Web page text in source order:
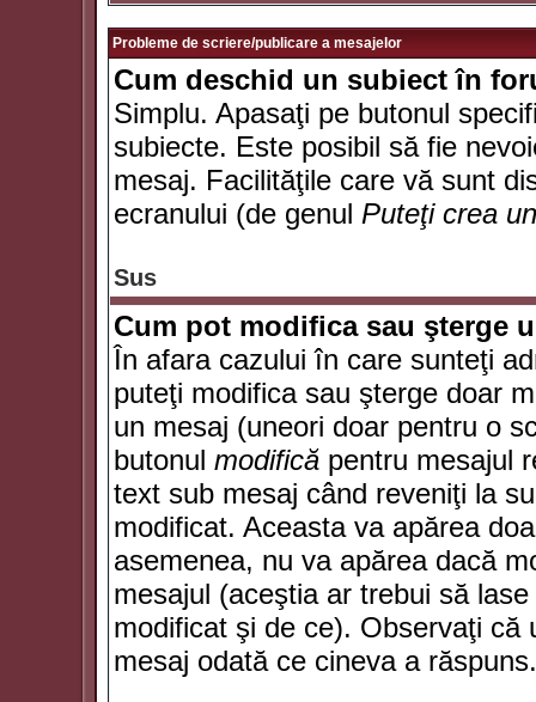
Probleme de scriere/publicare a mesajelor
Cum deschid un subiect în
Simplu. Apasaţi pe butonul
subiecte. Este posibil să fie
mesaj. Facilităţile care vă sunt
ecranului (de genul Puteţi crea
Sus
Cum pot modifica sau şterge
În afara cazului în care sunteţi
puteţi modifica sau şterge doar
un mesaj (uneori doar pentru o
butonul modifică pentru mesajul
text sub mesaj când reveniţi la
modificat. Aceasta va apărea
asemenea, nu va apărea dacă
mesajul (aceştia ar trebui să
modificat şi de ce). Observaţi că
mesaj odată ce cineva a răspuns.